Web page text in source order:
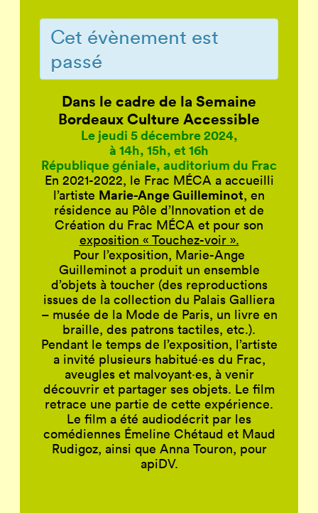
Cet évènement est
passé
Dans le cadre de la Semaine
Bordeaux Culture Accessible
Le jeudi 5 décembre 2024,
à 14h, 15h, et 16h
République géniale, auditorium du Frac
En 2021-2022, le Frac MÉCA a accueilli
l’artiste Marie-Ange Guilleminot, en
résidence au Pôle d’Innovation et de
Création du Frac MÉCA et pour son
exposition « Touchez-voir ».
Pour l’exposition, Marie-Ange
Guilleminot a produit un ensemble
d’objets à toucher (des reproductions
issues de la collection du Palais Galliera
– musée de la Mode de Paris, un livre en
braille, des patrons tactiles, etc.).
Pendant le temps de l’exposition, l’artiste
a invité plusieurs habitué·es du Frac,
aveugles et malvoyant·es, à venir
découvrir et partager ses objets. Le film
retrace une partie de cette expérience.
Le film a été audiodécrit par les
comédiennes Émeline Chétaud et Maud
Rudigoz, ainsi que Anna Touron, pour
apiDV.